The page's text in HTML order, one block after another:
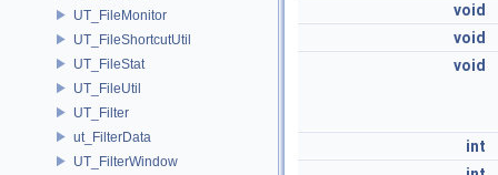
UT_FileMonitor
UT_FileShortcutUtil
UT_FileStat
UT_FileUtil
UT_Filter
ut_FilterData
UT_FilterWindow
void
void
void
int